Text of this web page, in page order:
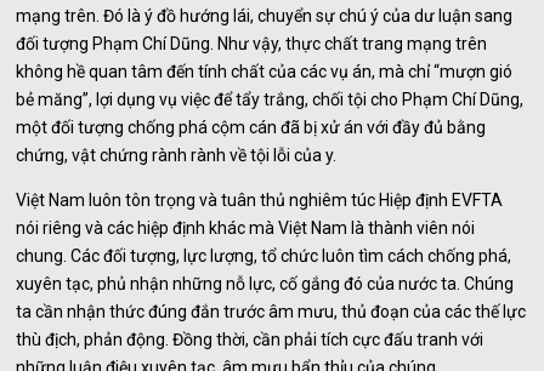
mạng trên. Đó là ý đồ hướng lái, chuyển sự chú ý của dư luận sang
đối tượng Phạm Chí Dũng. Như vậy, thực chất trang mạng trên
không hề quan tâm đến tính chất của các vụ án, mà chỉ “mượn gió
bẻ măng”, lợi dụng vụ việc để tẩy trắng, chối tội cho Phạm Chí Dũng,
một đối tượng chống phá cộm cán đã bị xử án với đầy đủ bằng
chứng, vật chứng rành rành về tội lỗi của y.
Việt Nam luôn tôn trọng và tuân thủ nghiêm túc Hiệp định EVFTA
nói riêng và các hiệp định khác mà Việt Nam là thành viên nói
chung. Các đối tượng, lực lượng, tổ chức luôn tìm cách chống phá,
xuyên tạc, phủ nhận những nỗ lực, cố gắng đó của nước ta. Chúng
ta cần nhận thức đúng đắn trước âm mưu, thủ đoạn của các thế lực
thù địch, phản động. Đồng thời, cần phải tích cực đấu tranh với